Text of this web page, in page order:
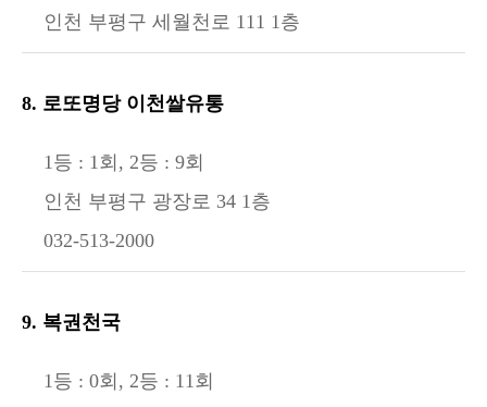
인천 부평구 세월천로 111 1층
8. 로또명당 이천쌀유통
1등 : 1회, 2등 : 9회
인천 부평구 광장로 34 1층
032-513-2000
9. 복권천국
1등 : 0회, 2등 : 11회